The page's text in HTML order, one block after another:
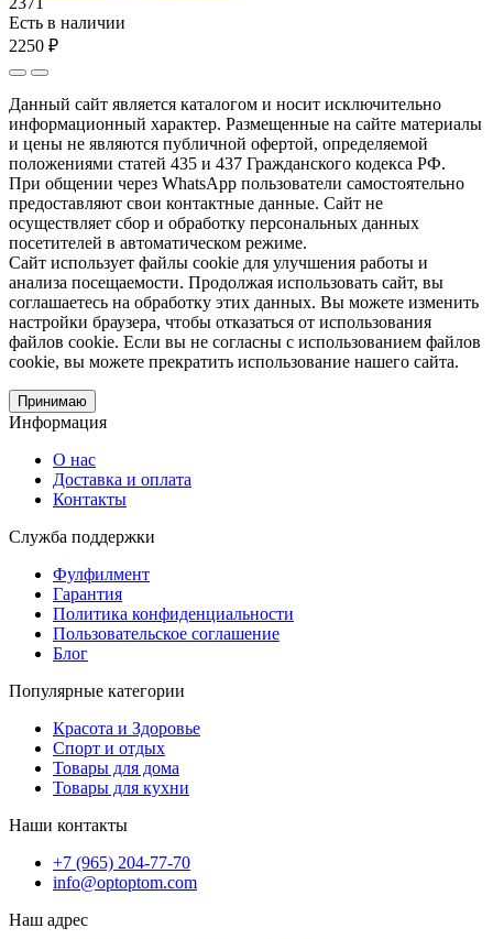
Есть в наличии
2250 ₽
Данный сайт является каталогом и носит исключительно
информационный характер. Размещенные на сайте материалы
и цены не являются публичной офертой, определяемой
положениями статей 435 и 437 Гражданского кодекса РФ.
При общении через WhatsApp пользователи самостоятельно
предоставляют свои контактные данные. Сайт не
осуществляет сбор и обработку персональных данных
посетителей в автоматическом режиме.
Сайт использует файлы cookie для улучшения работы и
анализа посещаемости. Продолжая использовать сайт, вы
соглашаетесь на обработку этих данных. Вы можете изменить
настройки браузера, чтобы отказаться от использования
файлов cookie. Если вы не согласны с использованием файлов
cookie, вы можете прекратить использование нашего сайта.
Принимаю
Информация
О нас
Доставка и оплата
Контакты
Служба поддержки
Фулфилмент
Гарантия
Политика конфиденциальности
Пользовательское соглашение
Блог
Популярные категории
Красота и Здоровье
Спорт и отдых
Товары для дома
Товары для кухни
Наши контакты
+7 (965) 204-77-70
info@optoptom.com
Наш адрес